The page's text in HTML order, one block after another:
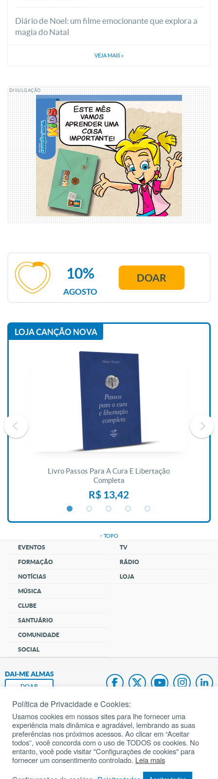
Diário de Noel: um filme emocionante que explora a
magia do Natal
VEJA MAIS »
DIVULGAÇÃO
AGOSTO
10% DOAR
LOJA CANÇÃO NOVA
Livro Passos Para A Cura E Libertação
Completa
R$ 13,42
↑ TOPO
EVENTOS
FORMAÇÃO
NOTÍCIAS
MÚSICA
CLUBE
SANTUÁRIO
COMUNIDADE
SOCIAL
TV
RÁDIO
LOJA
DAI-ME ALMAS
DOAR
Fundação João Paulo II
Pedido de Oração
Mapa do site
Política de Privacidade e Cookies:
Usamos cookies em nossos sites para lhe fornecer uma
experiência mais dinâmica e agradável, lembrando as suas
preferências nos próximos acessos. Ao clicar em “Aceitar
todos”, você concorda com o uso de TODOS os cookies. No
entanto, você pode visitar "Configurações de cookies" para
fornecer um consentimento controlado. Leia mais